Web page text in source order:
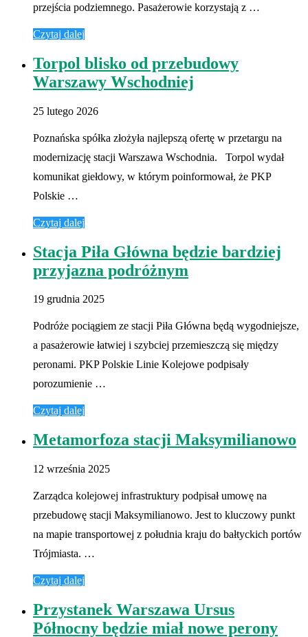
przejścia podziemnego. Pasażerowie korzystają z …
Czytaj dalej
Torpol blisko od przebudowy
Warszawy Wschodniej
25 lutego 2026
Poznańska spółka złożyła najlepszą ofertę w przetargu na
modernizację stacji Warszawa Wschodnia. Torpol wydał
komunikat giełdowy, w którym poinformował, że PKP
Polskie …
Czytaj dalej
Stacja Piła Główna będzie bardziej
przyjazna podróżnym
19 grudnia 2025
Podróże pociągiem ze stacji Piła Główna będą wygodniejsze,
a pasażerowie łatwiej i szybciej przemieszczą się między
peronami. PKP Polskie Linie Kolejowe podpisały
porozumienie …
Czytaj dalej
Metamorfoza stacji Maksymilianowo
12 września 2025
Zarządca kolejowej infrastruktury podpisał umowę na
przebudowę stacji Maksymilianowo. Jest to kluczowy punkt
na mapie transportowej z południa kraju do bałtyckich portów
Trójmiasta. …
Czytaj dalej
Przystanek Warszawa Ursus
Północny będzie miał nowe perony